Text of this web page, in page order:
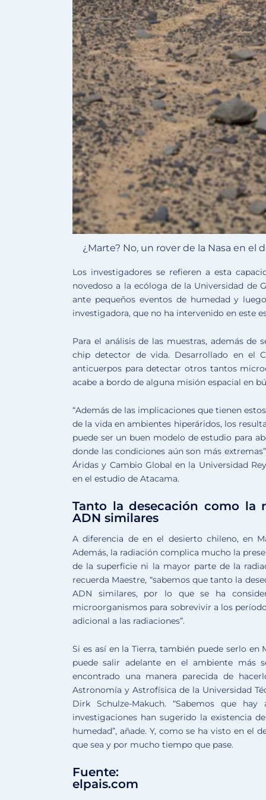
¿Marte? No, un rover de la Nasa en el
Los investigadores se refieren a esta
novedoso a la ecóloga de la Universidad de
ante pequeños eventos de humedad y
investigadora, que no ha intervenido en este
Para el análisis de las muestras, además de
chip detector de vida. Desarrollado en el
anticuerpos para detectar otros tantos
acabe a bordo de alguna misión espacial en
“Además de las implicaciones que tienen
de la vida en ambientes hiperáridos, los
puede ser un buen modelo de estudio para
donde las condiciones aún son más
Áridas y Cambio Global en la Universidad
en el estudio de Atacama.
Tanto la desecación como la
ADN similares
A diferencia de en el desierto chileno, en
Además, la radiación complica mucho la
de la superficie ni la mayor parte de la
recuerda Maestre, “sabemos que tanto la
ADN similares, por lo que se ha
microorganismos para sobrevivir a los
adicional a las radiaciones”.
Si es así en la Tierra, también puede serlo
puede salir adelante en el ambiente más
encontrado una manera parecida de
Astronomía y Astrofísica de la Universidad
Dirk Schulze-Makuch. “Sabemos que
investigaciones han sugerido la existencia
humedad”, añade. Y, como se ha visto en el
que sea y por mucho tiempo que pase.
Fuente:
elpais.com